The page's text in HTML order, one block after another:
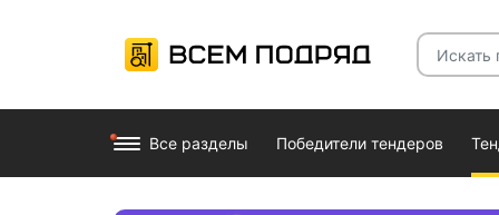
Все разделы Победители тендеров